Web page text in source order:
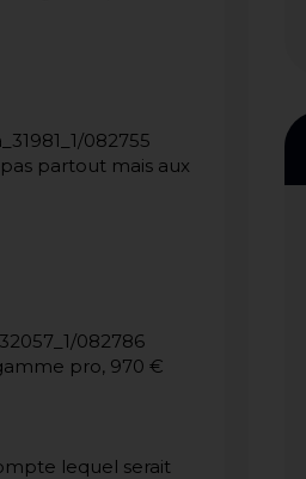
082755
partout mais aux
082786
pro, 970 €
lequel serait